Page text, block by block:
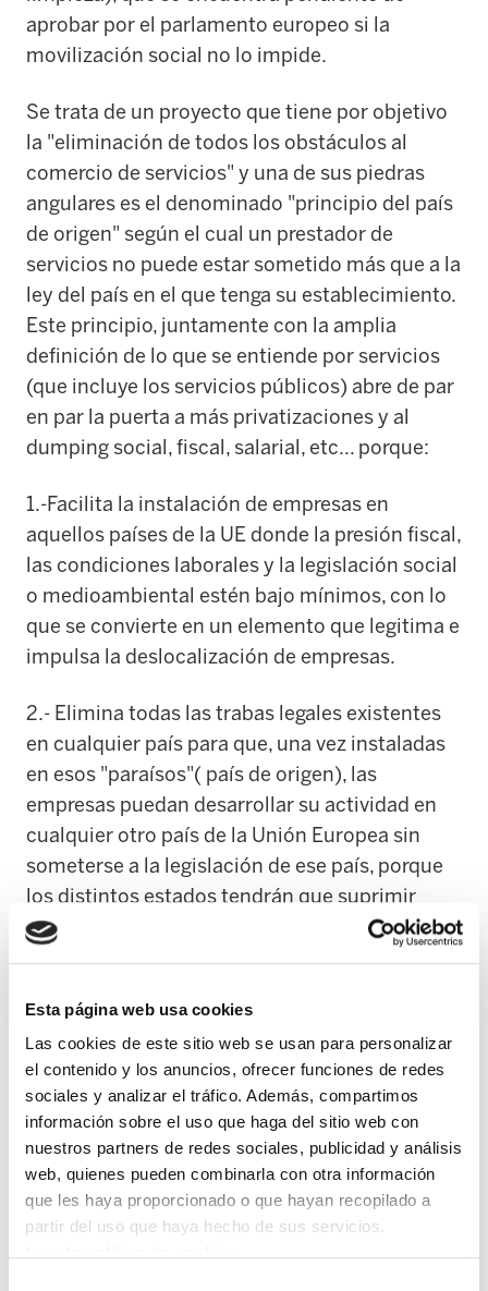
Esta página web usa cookies
Las cookies de este sitio web se usan para personalizar
el contenido y los anuncios, ofrecer funciones de redes
sociales y analizar el tráfico. Además, compartimos
información sobre el uso que haga del sitio web con
nuestros partners de redes sociales, publicidad y análisis
web, quienes pueden combinarla con otra información
que les haya proporcionado o que hayan recopilado a
partir del uso que haya hecho de sus servicios.
aprobar por el parlamento europeo si la
movilización social no lo impide.
Se trata de un proyecto que tiene por objetivo
la "eliminación de todos los obstáculos al
comercio de servicios" y una de sus piedras
angulares es el denominado "principio del país
de origen" según el cual un prestador de
servicios no puede estar sometido más que a la
ley del país en el que tenga su establecimiento.
Este principio, juntamente con la amplia
definición de lo que se entiende por servicios
(que incluye los servicios públicos) abre de par
en par la puerta a más privatizaciones y al
dumping social, fiscal, salarial, etc... porque:
1.-Facilita la instalación de empresas en
aquellos países de la UE donde la presión fiscal,
las condiciones laborales y la legislación social
o medioambiental estén bajo mínimos, con lo
que se convierte en un elemento que legitima e
impulsa la deslocalización de empresas.
2.- Elimina todas las trabas legales existentes
en cualquier país para que, una vez instaladas
en esos "paraísos"( país de origen), las
empresas puedan desarrollar su actividad en
cualquier otro país de la Unión Europea sin
someterse a la legislación de ese país, porque
los distintos estados tendrán que suprimir
cualquier traba legal que lo impida;
laborales de los trabajadores y trabajadoras
contratados en cualquier país de la EU se rijan
por las condiciones laborales existentes en el
país de origen, presionando a la baja en las
condiciones laborales en toda la Unión
Europea; y
4.-Elimina todas las trabas legales que se